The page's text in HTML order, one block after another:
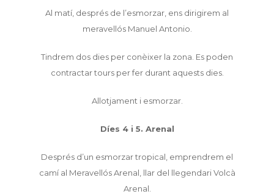
Al matí, després de l’esmorzar, ens dirigirem al
meravellós Manuel Antonio.
Tindrem dos dies per conèixer la zona. Es poden
contractar tours per fer durant aquests dies.
Allotjament i esmorzar.
Díes 4 i 5. Arenal
Després d’un esmorzar tropical, emprendrem el
camí al Meravellós Arenal, llar del llegendari Volcà
Arenal.